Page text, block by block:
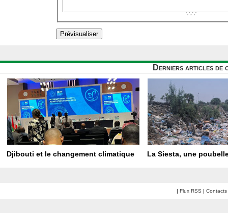
Derniers articles de
Djibouti et le changement climatique La Siesta, une
| Flux RSS | Contacts